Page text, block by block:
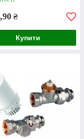
радіатора,
₴
Купити